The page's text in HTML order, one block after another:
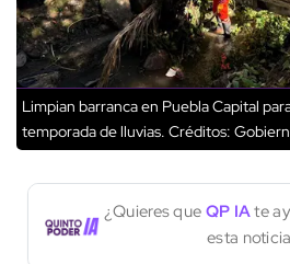
Limpian barranca en Puebla Capital
temporada de lluvias. Créditos:
¿Quieres que QP IAte
esta